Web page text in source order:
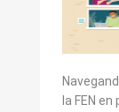
la FEN